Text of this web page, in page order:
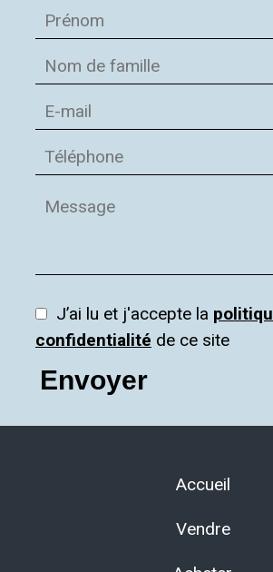
J’ai lu et j'accepte la
confidentialité de ce site
Envoyer
Accueil
Vendre